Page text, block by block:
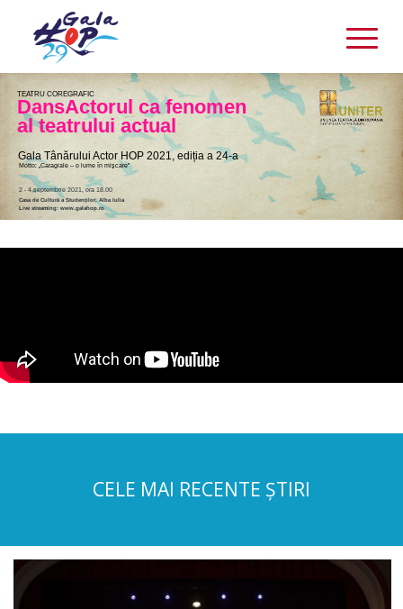
TEATRU COREGRAFIC
Gala Tânărului Actor HOP 2021, ediția a 24-a
Motto: „Caragiale – o lume în mişcare”
2 - 4 septembrie 2021, ora 18.00
Casa de Cultură a Studenților, Alba Iulia
Live streaming: www.galahop.ro
DansActorul ca fenomen
al teatrului actual
CELE MAI RECENTE ȘTIRI